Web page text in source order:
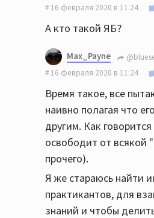
16 февраля 2020 в 11:24
А кто такой ЯБ?
Max_Payne
16 февраля 2020 в 11:24
Время такое, все
наивно полагая что
другим. Как
освободит от всякой
прочего).
Я же стараюсь найти
практикантов, для
знаний и чтобы